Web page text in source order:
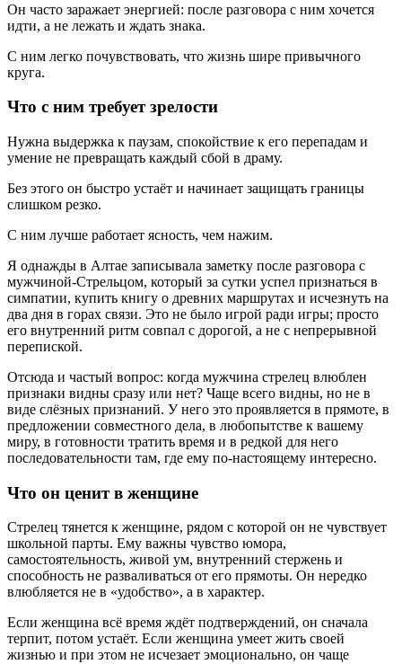
Он часто заражает энергией: после разговора с ним хочется
идти, а не лежать и ждать знака.
С ним легко почувствовать, что жизнь шире привычного
круга.
Что с ним требует зрелости
Нужна выдержка к паузам, спокойствие к его перепадам и
умение не превращать каждый сбой в драму.
Без этого он быстро устаёт и начинает защищать границы
слишком резко.
С ним лучше работает ясность, чем нажим.
Я однажды в Алтае записывала заметку после разговора с
мужчиной-Стрельцом, который за сутки успел признаться в
симпатии, купить книгу о древних маршрутах и исчезнуть на
два дня в горах связи. Это не было игрой ради игры; просто
его внутренний ритм совпал с дорогой, а не с непрерывной
перепиской.
Отсюда и частый вопрос: когда мужчина стрелец влюблен
признаки видны сразу или нет? Чаще всего видны, но не в
виде слёзных признаний. У него это проявляется в прямоте, в
предложении совместного дела, в любопытстве к вашему
миру, в готовности тратить время и в редкой для него
последовательности там, где ему по-настоящему интересно.
Что он ценит в женщине
Стрелец тянется к женщине, рядом с которой он не чувствует
школьной парты. Ему важны чувство юмора,
самостоятельность, живой ум, внутренний стержень и
способность не разваливаться от его прямоты. Он нередко
влюбляется не в «удобство», а в характер.
Если женщина всё время ждёт подтверждений, он сначала
терпит, потом устаёт. Если женщина умеет жить своей
жизнью и при этом не исчезает эмоционально, он чаще